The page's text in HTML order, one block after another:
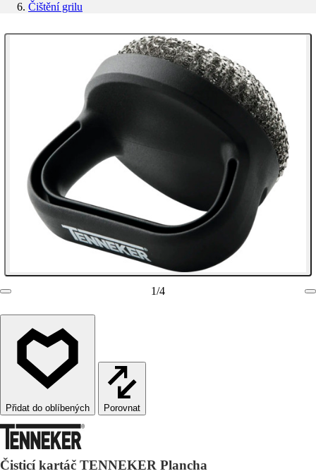
Čištění grilu
1/4
Porovnat
Čisticí kartáč TENNEKER Plancha